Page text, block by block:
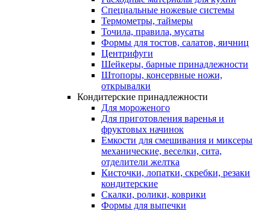
Специальные ножевые системы
Термометры, таймеры
Точила, правила, мусаты
Формы для тостов, салатов, яичниц
Центрифуги
Шейкеры, барные принадлежности
Штопоры, консервные ножи,
открывалки
Кондитерские принадлежности
Для мороженого
Для приготовления варенья и
фруктовых начинок
Емкости для смешивания и миксеры
механические, веселки, сита,
отделители желтка
Кисточки, лопатки, скребки, резаки
кондитерские
Скалки, ролики, коврики
Формы для выпечки